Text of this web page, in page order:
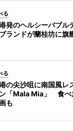
る
発のヘルシーバブル
ランドが蘭桂坊に旗
る
の尖沙咀に南国風レ
「Mala Mia」 食べ
も